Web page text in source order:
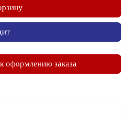
оформлению заказа